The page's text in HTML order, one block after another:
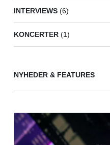
INTERVIEWS (6)
KONCERTER (1)
NYHEDER & FEATURES